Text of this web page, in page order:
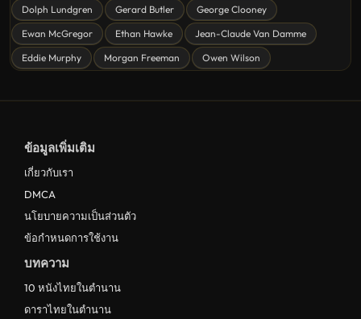
ดูหนังลึกลับ Mystery
ดูหนังอนิเมชั่น Animation
ดูหนังไซไฟ Sci-Fi
ดูหนังญี่ปุ่น Japan
ดูหนังชีวประวัติ Biography
ดูหนังเกาหลีใต้ South Korea
ระทึกขวัญ
ตลก
Dolph Lundgren
Gerard Butler
George Clooney
Ewan McGregor
Ethan Hawke
Jean-Claude Van Damme
Eddie Murphy
Morgan Freeman Owen Wilson
ข้อมูลเพิ่มเติม
เกี่ยวกับเรา
DMCA
นโยบายความเป็นส่วนตัว
ข้อกำหนดการใช้งาน
บทความ
10 หนังไทยในตำนาน
ดาราไทยในตำนาน